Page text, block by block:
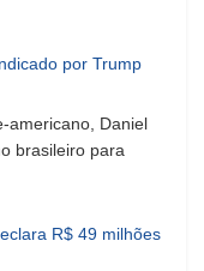
por Trump
americano, Daniel
brasileiro para
R$ 49 milhões